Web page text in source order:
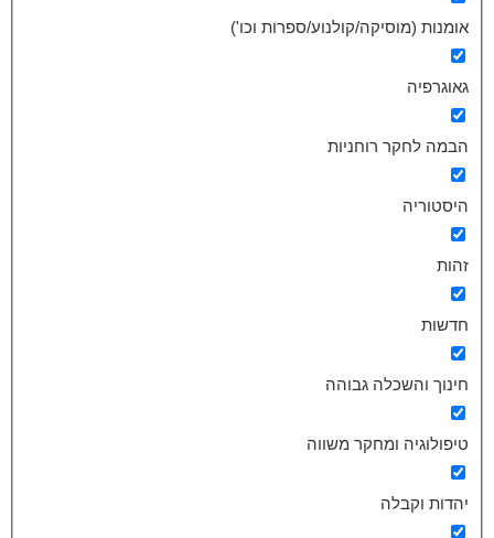
אומנות (מוסיקה/קולנוע/ספרות וכו')
גאוגרפיה
הבמה לחקר רוחניות
היסטוריה
זהות
חדשות
חינוך והשכלה גבוהה
טיפולוגיה ומחקר משווה
יהדות וקבלה